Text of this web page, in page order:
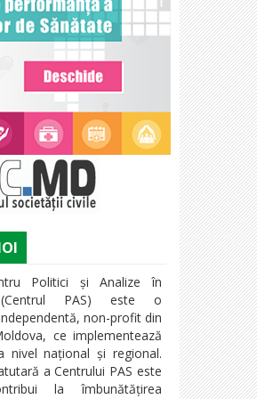
Politici și Analize în
PAS) este o
non-profit din
ce implementează
nivel național și regional.
a Centrului PAS este
la îmbunătățirea